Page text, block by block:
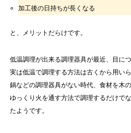
加工後の日持ちが長くなる
と、メリットだらけです。
低温調理が出来る調理器具が最近、目に
実は低温で調理する方法は古くから用い
鍋などの調理器具がない時代、食材を木
ゆっくり火を通す方法で調理するだけで
たようです。